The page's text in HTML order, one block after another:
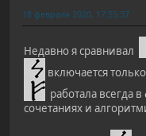
18 февраля 2020, 17:55:37
Недавно я сравнивал
включается
работала всегда
сочетаниях и